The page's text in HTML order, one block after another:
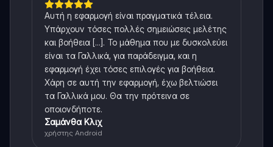
Αυτή η εφαρμογή είναι πραγματικά τέλεια.
Υπάρχουν τόσες πολλές σημειώσεις μελέτης
και βοήθεια [...]. Το μάθημα που με δυσκολεύει
είναι τα Γαλλικά, για παράδειγμα, και η
εφαρμογή έχει τόσες επιλογές για βοήθεια.
Χάρη σε αυτή την εφαρμογή, έχω βελτιώσει
τα Γαλλικά μου. Θα την πρότεινα σε
οποιονδήποτε.
Σαμάνθα Κλιχ
χρήστης Android